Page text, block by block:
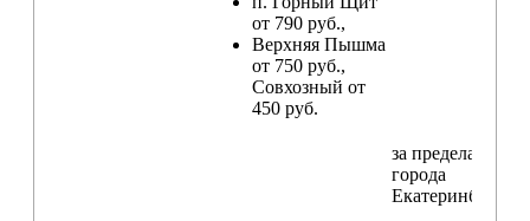
от 790 руб.,
Верхняя Пышма
от 750 руб.,
Совхозный от
450 руб.
за пределами
города
Екатеринбург